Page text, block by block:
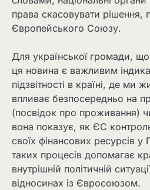
права скасовувати рішення,
Європейського Союзу.
Для української громади,
ця новина є важливим
підзвітності в країні, де ми
впливає безпосередньо на
(посвідок про проживання)
вона показує, як ЄС
своїх фінансових ресурсів у
таких процесів допомагає
внутрішній політичній
відносинах із Євросоюзом.